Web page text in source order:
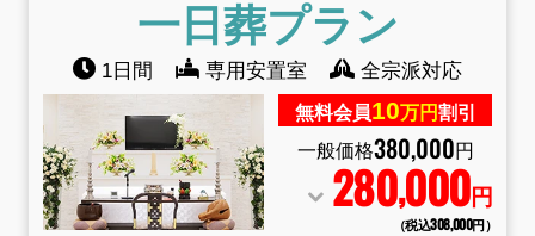
一日葬プラン
1日間 専用安置室 全宗派対応
無料会員10万円割引
一般価格380,000円
280,000円
（税込308,000円）